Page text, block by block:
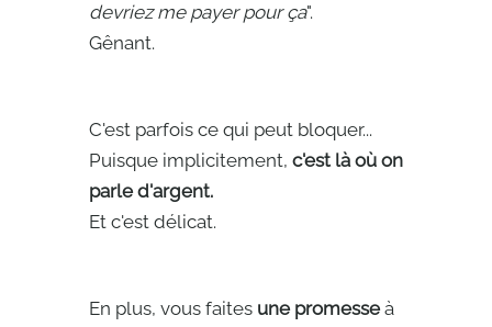
devriez me payer pour ça".
Gênant.
C'est parfois ce qui peut bloquer...
Puisque implicitement, c'est là où on
parle d'argent.
Et c'est délicat.
En plus, vous faites une promesseà